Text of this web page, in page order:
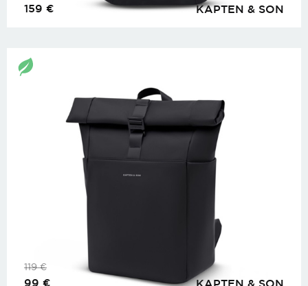
KAPTEN & SON
159 €
KAPTEN & SON
119€
99 €